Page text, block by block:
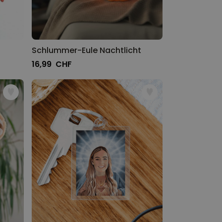
Schlummer-Eule Nachtlicht
16,99 CHF